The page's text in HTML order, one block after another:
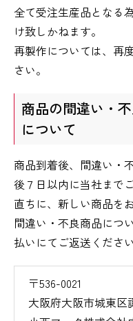
全て受注生産品となる
け致しかねます。
再製作については、再
さい。
商品の間違い・
について
商品到着後、間違い・
後７日以内に当社まで
直ちに、新しい商品を
間違い・不良商品につ
払いにてご返送ください
〒536-0021
大阪府大阪市城東区